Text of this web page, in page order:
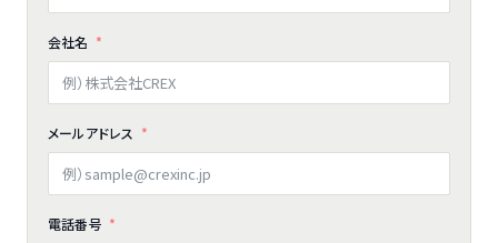
会社名
メールアドレス
電話番号